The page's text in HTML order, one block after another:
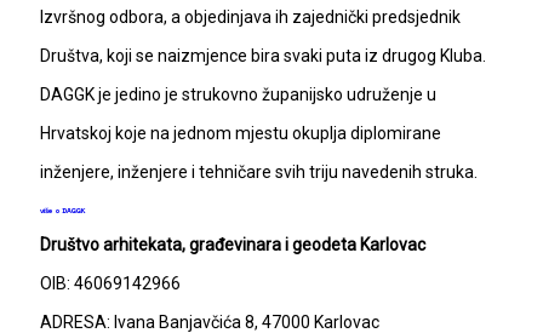
Izvršnog odbora, a objedinjava ih zajednički predsjednik
Društva, koji se naizmjence bira svaki puta iz drugog Kluba.
DAGGK je jedino je strukovno županijsko udruženje u
Hrvatskoj koje na jednom mjestu okuplja diplomirane
inženjere, inženjere i tehničare svih triju navedenih struka.
više o DAGGK
Društvo arhitekata, građevinara i geodeta Karlovac
OIB: 46069142966
ADRESA: Ivana Banjavčića 8, 47000 Karlovac